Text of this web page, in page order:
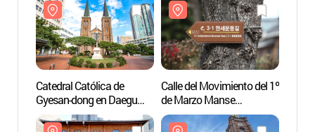
Catedral Católica de
Gyesan-dong en Daegu
(대구 계산동성당)
Calle del Movimiento del 1º
de Marzo Manse
(3.1만세운동길)